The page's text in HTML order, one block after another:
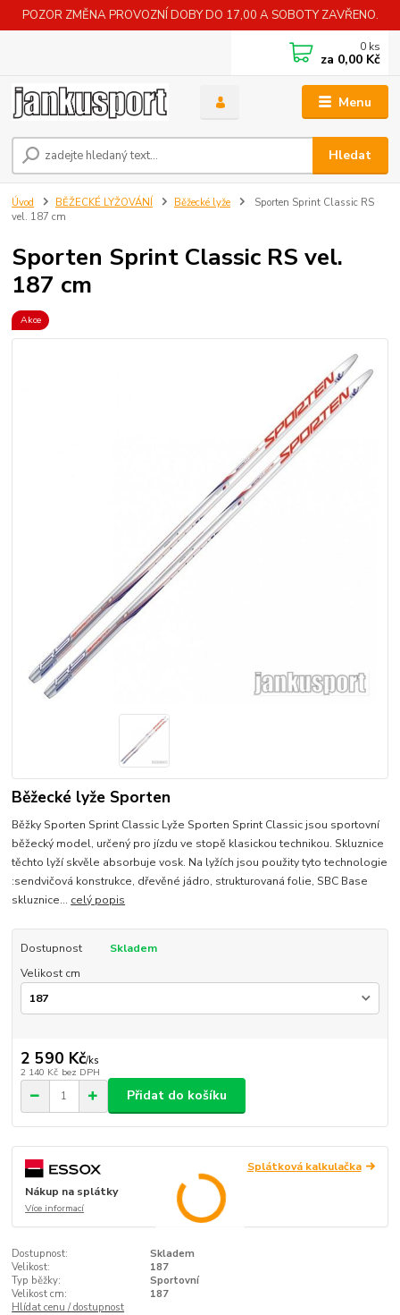
POZOR ZMĚNA PROVOZNÍ DOBY DO 17,00 A SOBOTY ZAVŘENO.
Menu
Hledat
0 ks
za 0,00 Kč
Úvod BĚŽECKÉ LYŽOVÁNÍ Běžecké lyže
Sporten Sprint Classic RS
vel. 187 cm
Sporten Sprint Classic RS vel.
187 cm
Akce
Běžecké lyže Sporten
Běžky Sporten Sprint Classic Lyže Sporten Sprint Classic jsou sportovní
běžecký model, určený pro jízdu ve stopě klasickou technikou. Skluznice
těchto lyží skvěle absorbuje vosk. Na lyžích jsou použity tyto technologie
:sendvičová konstrukce, dřevěné jádro, strukturovaná folie, SBC Base
skluznice... celý popis
Dostupnost
Skladem
Velikost cm
2 590 Kč/ks
2 140 Kč bez DPH
Přidat do košíku
Splátková kalkulačka
Nákup na splátky
Více informací
Dostupnost:
Skladem
Velikost:
187
Typ běžky:
Sportovní
Velikost cm:
187
Hlídat cenu / dostupnost